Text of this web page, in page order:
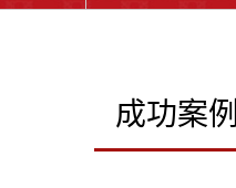
成功案例